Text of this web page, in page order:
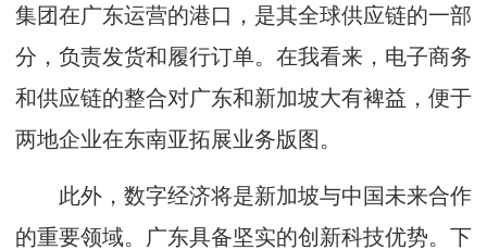
集团在广东运营的港口，是其全球供应链的一部
分，负责发货和履行订单。在我看来，电子商务
和供应链的整合对广东和新加坡大有裨益，便于
两地企业在东南亚拓展业务版图。
此外，数字经济将是新加坡与中国未来合作
的重要领域。广东具备坚实的创新科技优势。下